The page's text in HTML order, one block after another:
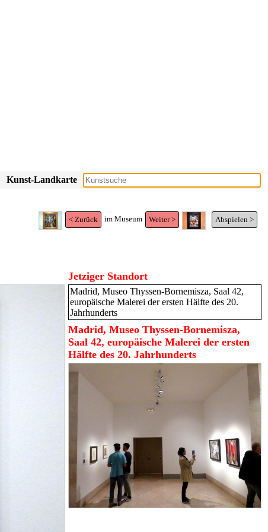
Kunst-Landkarte
< Zurück im Museum Weiter > Abspielen >
Jetziger Standort
Madrid, Museo Thyssen-Bornemisza, Saal 42,
europäische Malerei der ersten Hälfte des 20.
Jahrhunderts
Madrid, Museo Thyssen-Bornemisza,
Saal 42, europäische Malerei der ersten
Hälfte des 20. Jahrhunderts